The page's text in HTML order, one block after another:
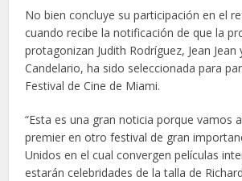
No bien concluye su participación en el
cuando recibe la notificación de que la
protagonizan Judith Rodríguez, Jean Jean
Candelario, ha sido seleccionada para
Festival de Cine de Miami.
“Esta es una gran noticia porque vamos
premier en otro festival de gran
Unidos en el cual convergen películas
estarán celebridades de la talla de